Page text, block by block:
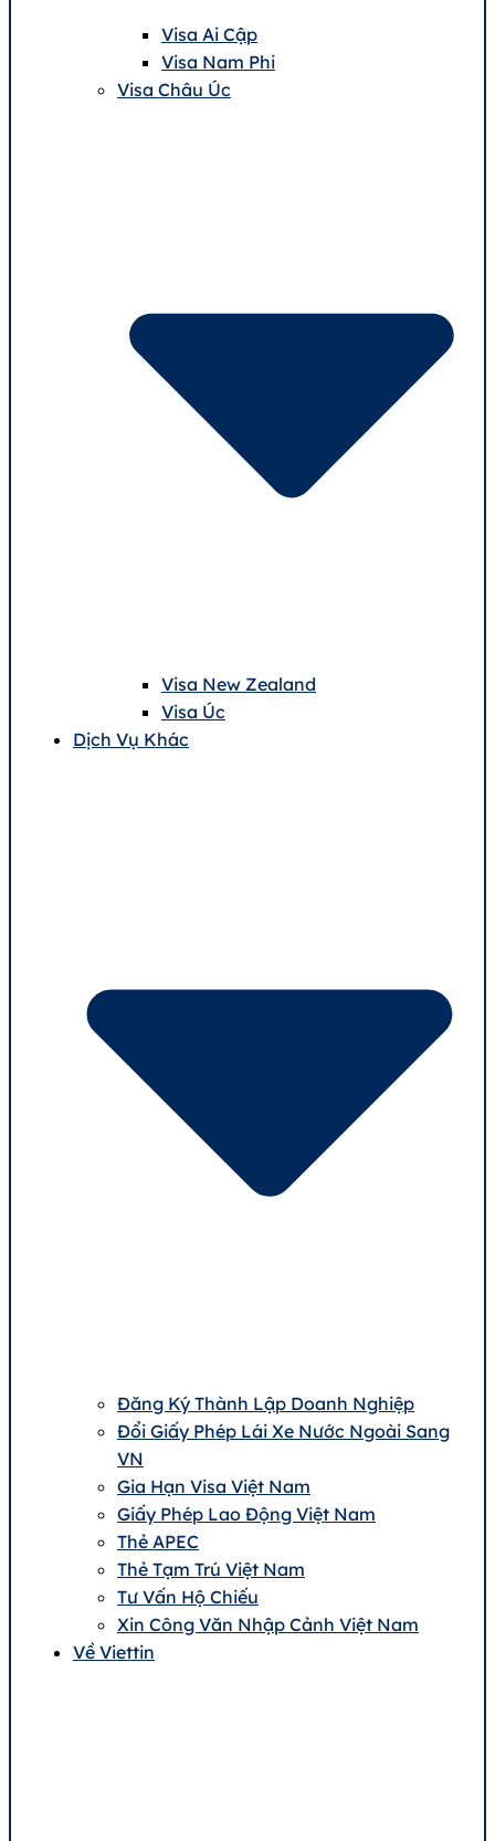
Visa Ai Cập
Visa Nam Phi
Visa Châu Úc
Visa New Zealand
Visa Úc
Dịch Vụ Khác
Đăng Ký Thành Lập Doanh Nghiệp
Đổi Giấy Phép Lái Xe Nước Ngoài Sang
VN
Gia Hạn Visa Việt Nam
Giấy Phép Lao Động Việt Nam
Thẻ APEC
Thẻ Tạm Trú Việt Nam
Tư Vấn Hộ Chiếu
Xin Công Văn Nhập Cảnh Việt Nam
Về Viettin